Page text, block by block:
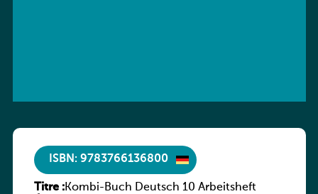
ISBN: 9783766136800
Titre :Kombi-Buch Deutsch 10 Arbeitsheft